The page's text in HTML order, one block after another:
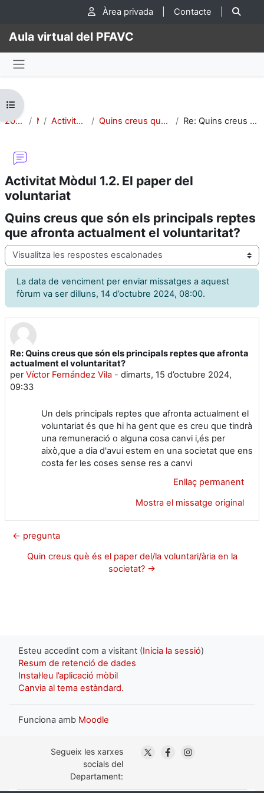
Ves al contingut principal
Àrea privada Contacte
Aula virtual del PFAVC
Obre l'índex del curs
2024-CIV-Adhara-2
Mòdul 1: Activitat Mòdul 1.2. El paper del voluntariat Quins creus que són els principals reptes que afronta actualment el voluntaritat? Re: Quins creus que són els principals reptes que afronta actualment el voluntaritat?
Activitat Mòdul 1.2. El paper del
voluntariat
Quins creus que són els principals reptes
que afronta actualment el voluntaritat?
Mode de visualització
La data de venciment per enviar missatges a aquest
fòrum va ser dilluns, 14 d’octubre 2024, 08:00.
Re: Quins creus que són els principals reptes que afronta
actualment el voluntaritat?
perVíctor Fernández Vila - dimarts, 15 d’octubre 2024,
09:33
Nombre de respostes: 0
Un dels principals reptes que afronta actualment el
voluntariat és que hi ha gent que es creu que tindrà
una remuneració o alguna cosa canvi i,és per
això,que a dia d'avui estem en una societat que ens
costa fer les coses sense res a canvi
Enllaç permanent
Mostra el missatge original
← pregunta
Quin creus què és el paper del/la voluntari/ària en la
societat? →
Esteu accedint com a visitant (Inicia la sessió)
Resum de retenció de dades
Instal·leu l’aplicació mòbil
Canvia al tema estàndard.
Funciona amb Moodle
Segueix les xarxes
socials del
Departament:
. Obre en una nova
. Obre en una nova